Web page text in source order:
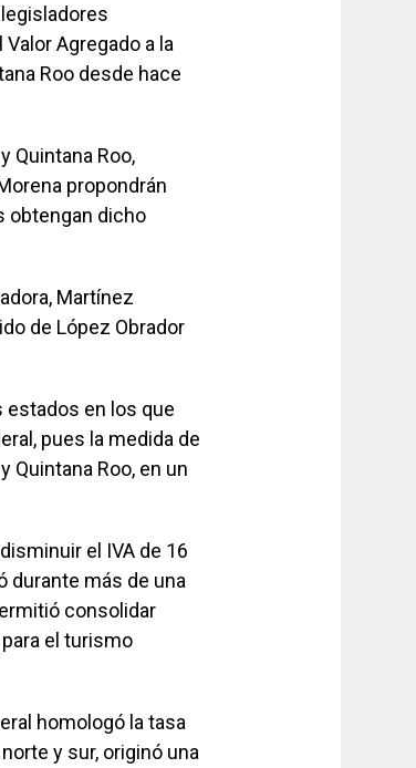
Agregado a la
Roo desde hace
Quintana Roo,
propondrán
obtengan dicho
Martínez
de López Obrador
estados en los que
pues la medida de
Quintana Roo, en un
el IVA de 16
durante más de una
consolidar
el turismo
homologó la tasa
y sur, originó una